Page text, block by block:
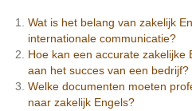
Wat is het belang van zakelijk
internationale communicatie?
Hoe kan een accurate zakelijke
aan het succes van een bedrijf?
Welke documenten moeten
naar zakelijk Engels?